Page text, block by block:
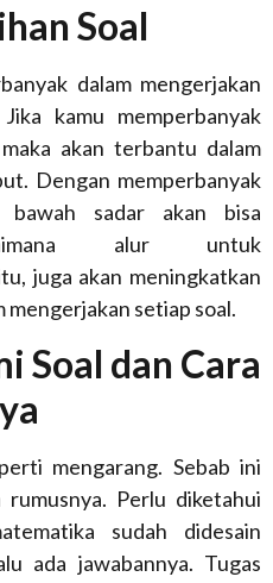
Soal
dalam mengerjakan
kamu memperbanyak
akan terbantu dalam
Dengan memperbanyak
sadar akan bisa
alur untuk
juga akan meningkatkan
mengerjakan setiap soal.
Soal dan Cara
mengarang. Sebab ini
Perlu diketahui
sudah didesain
ada jawabannya. Tugas